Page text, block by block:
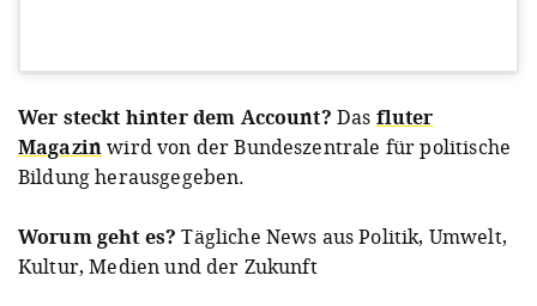
Wer steckt hinter dem Account? Das fluter
Magazinwird von der Bundeszentrale für politische
Bildung herausgegeben.
Worum geht es?Tägliche News aus Politik, Umwelt,
Kultur, Medien und der Zukunft